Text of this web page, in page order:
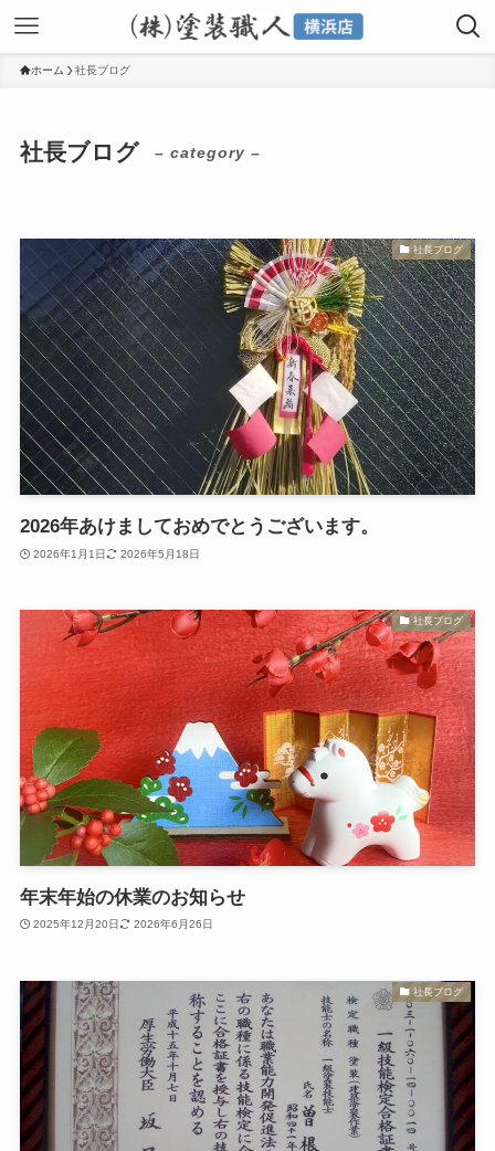
ホーム 社長ブログ
社長ブログ – category –
社長ブログ
2026年あけましておめでとうございます。
2026年1月1日 2026年5月18日
社長ブログ
年末年始の休業のお知らせ
2025年12月20日 2026年6月26日
社長ブログ